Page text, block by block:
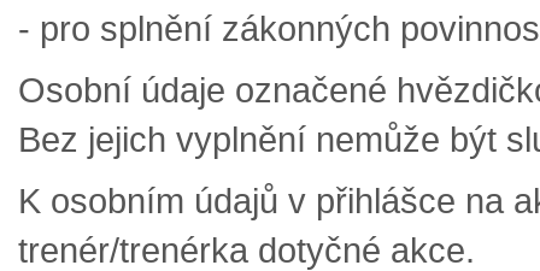
- pro splnění zákonných
Osobní údaje označené
Bez jejich vyplnění nemůže být
K osobním údajů v přihlášce na
trenér/trenérka dotyčné akce.